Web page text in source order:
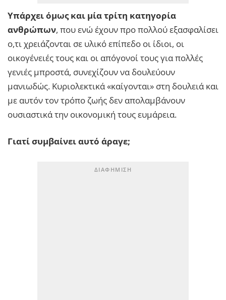
Υπάρχει όμως και μία τρίτη κατηγορία
ανθρώπων, που ενώ έχουν προ πολλού εξασφαλίσει
ο,τι χρειάζονται σε υλικό επίπεδο οι ίδιοι, οι
οικογένειές τους και οι απόγονοί τους για πολλές
γενιές μπροστά, συνεχίζουν να δουλεύουν
μανιωδώς. Κυριολεκτικά «καίγονται» στη δουλειά και
με αυτόν τον τρόπο ζωής δεν απολαμβάνουν
ουσιαστικά την οικονομική τους ευμάρεια.
Γιατί συμβαίνει αυτό άραγε;